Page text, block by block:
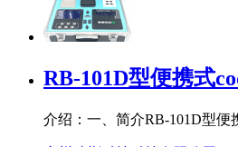
RB-101D型便携式
介绍：一、简介RB-101D型便